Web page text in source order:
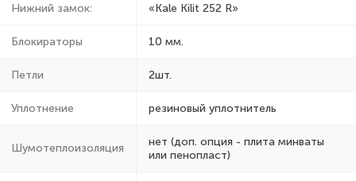
Нижний замок: «Kale Kilit 252 R»
Блокираторы 10 мм.
Петли 2шт.
Уплотнение резиновый уплотнитель
Шумотеплоизоляция
нет (доп. опция - плита минваты
или пенопласт)